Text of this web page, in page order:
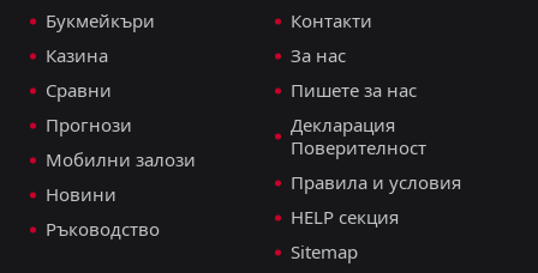
Християн Цуцев
PRO ТИПСТЪР
-10 Точки
Последвай
1.50 Спортинг Лисабон да бие
+13 прогнози
ДОБАВИ КОМЕНТАР
Букмейкъри
Казина
Сравни
Прогнози
Мобилни залози
Новини
Ръководство
Контакти
За нас
Пишете за нас
Декларация
Поверителност
Правила и условия
HELP секция
Sitemap